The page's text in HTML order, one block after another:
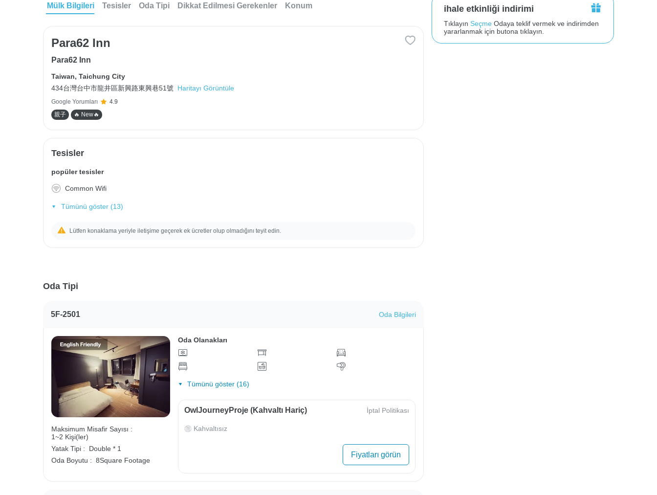
Mülk Bilgileri Tesisler Oda Tipi Dikkat Edilmesi Gerekenler Konum
Para62 Inn
Para62 Inn
Taiwan, Taichung City
434台灣台中市龍井區新興路東興巷51號
Haritayı Görüntüle
Google Yorumları
4.9
親子
🔥 New🔥
Tesisler
popüler tesisler
Common Wifi
Tümünü göster (13)
Lütfen konaklama yeriyle iletişime geçerek ek ücretler olup olmadığını teyit edin.
Oda Tipi
5F-2501 Oda Bilgileri
Maksimum Misafir Sayısı :
1~2 Kişi(ler)
Yatak Tipi :
Double * 1
Oda Boyutu : 8Square Footage
Oda Olanakları
Tümünü göster (16)
OwlJourneyProje (Kahvaltı Hariç) İptal Politikası
Kahvaltısız
Fiyatları görün
ihale etkinliği indirimi
Tıklayın Seçme Odaya teklif vermek ve indirimden
yararlanmak için butona tıklayın.